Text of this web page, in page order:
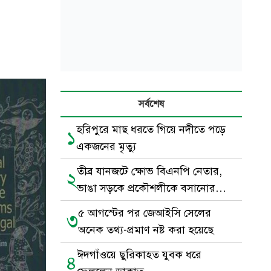
সর্বশেষ
১হরিপুরে মাছ ধরতে গিয়ে নদীতে পড়ে
একজনের মৃত্যু
২তীব্র যানজটে ক্ষোভ বিএনপি নেতার,
ভাঙা সড়কে প্রকৌশলীকে বসানোর
দাবি
৩৫ আগস্টের পর জেআইসি সেলের
অনেক তথ্য-প্রমাণ নষ্ট করা হয়েছে
৪ঈদগাঁওয়ে ছুরিকাহত যুবক ধরে